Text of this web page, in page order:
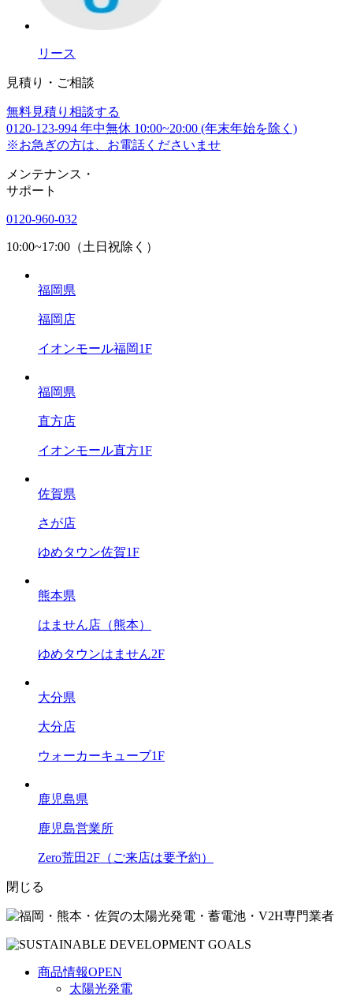
リース
見積り・ご相談
無料見積り相談する
0120-123-994 年中無休 10:00~20:00 (年末年始を除く)
※お急ぎの方は、お電話くださいませ
メンテナンス ・
サポート
0120-960-032
10:00~17:00（土日祝除く）
福岡県
福岡店
イオンモール福岡1F
福岡県
直方店
イオンモール直方1F
佐賀県
さが店
ゆめタウン佐賀1F
熊本県
はません店（熊本）
ゆめタウンはません2F
大分県
大分店
ウォーカーキューブ1F
鹿児島県
鹿児島営業所
Zero荒田2F（ご来店は要予約）
閉じる
商品情報OPEN
太陽光発電